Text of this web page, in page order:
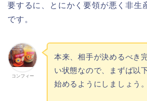
要するに、とにかく要領が悪く非生
です。
コンフィー
本来、相手が決めるべき
い状態なので、まずば以
始めるようにしましょう。